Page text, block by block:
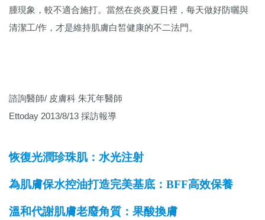
腫現象，較不適合施打。當然在炎炎夏日裡，每天做好防曬與
清潔工/作，才是維持肌膚白皙健康的不二法門。
諮詢醫師/ 皮膚科 朱芃年醫師
Ettoday 2013/8/13 採訪報導
恢復光潤珍珠肌：水光注射
為肌膚保水控油打造完美基底：BFF高效保養
溫和代謝肌膚老廢角質：果酸換膚